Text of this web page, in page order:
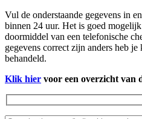
Vul de onderstaande gegevens in
binnen 24 uur. Het is goed
doormiddel van een telefonische
gegevens correct zijn anders heb
behandeld.
Klik hier voor een overzicht van